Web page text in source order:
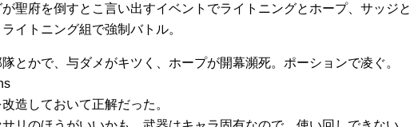
聖府を倒すとこ言い出すイベントでライトニングとホープ、サッジと
イトニング組で強制バトル。
とかで、与ダメがキツく、ホープが開幕瀕死。ポーションで凌ぐ。
造しておいて正解だった。